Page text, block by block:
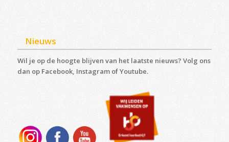
Nieuws
Wil je op de hoogte blijven van het laatste nieuws? Volg ons
dan op Facebook, Instagram of Youtube.